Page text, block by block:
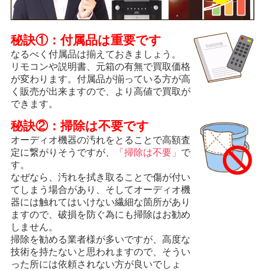
秘訣①：付属品は重要です
なるべく付属品は揃えておきましょう。
リモコンや説明書、元箱の有無で買取価格
が変わります。付属品が揃っている方が高
く販売が出来ますので、より高値で買取が
できます。
秘訣②：掃除は不要です
オーディオ機器の汚れをとることで高額査
定に繋がりそうですが、
「掃除は不要」 で
す。
なぜなら、汚れを拭き取ることで傷が付い
てしまう場合があり、そしてオーディオ機
器には触れてはいけない繊細な箇所があり
ますので、破損を防ぐ為にも掃除はお勧め
しません。
掃除を勧める業者様が多いですが、高度な
技術を持たないと思われますので、そうい
った所には依頼されない方が良いでしょ